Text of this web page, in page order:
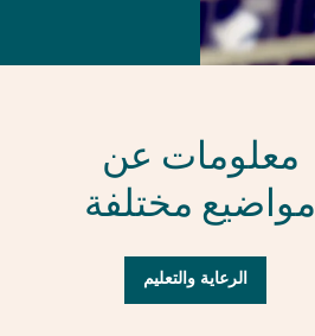
معلومات عن
مواضيع مختلفة
الرعاية والتعليم